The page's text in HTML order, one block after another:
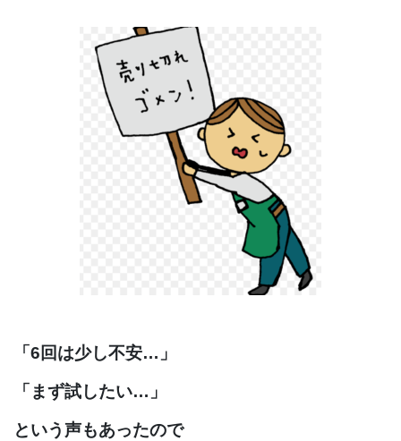
「6回は少し不安…」
「まず試したい…」
という声もあったので